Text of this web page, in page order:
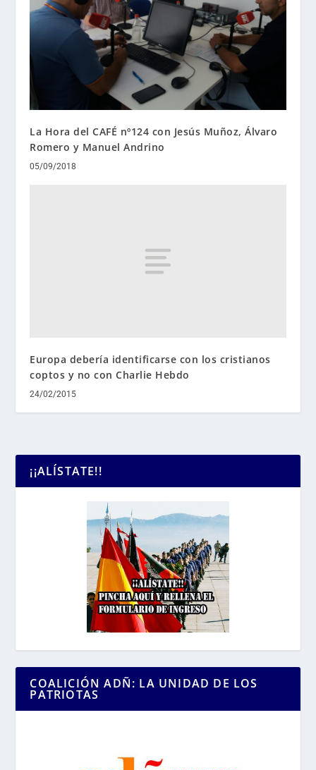
La Hora del CAFÉ nº124 con Jesús Muñoz, Álvaro
Romero y Manuel Andrino
05/09/2018
Europa debería identificarse con los cristianos
coptos y no con Charlie Hebdo
24/02/2015
¡¡ALÍSTATE!!
COALICIÓN ADÑ: LA UNIDAD DE LOS
PATRIOTAS